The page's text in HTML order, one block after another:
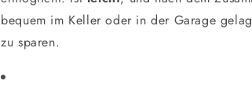
bequem im Keller oder in der Garage
zu sparen.